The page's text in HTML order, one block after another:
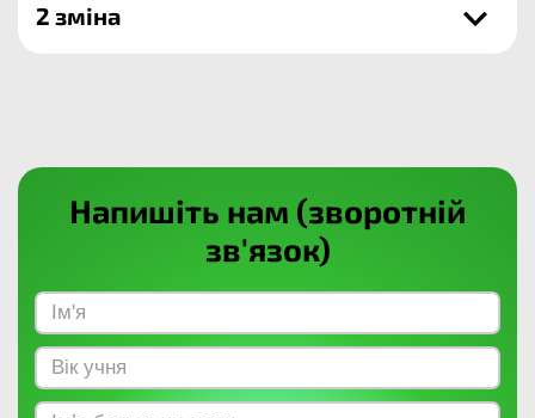
2 зміна
Напишіть нам (зворотній
зв'язок)